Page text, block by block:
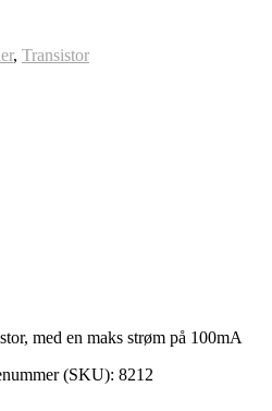
, Transistor
med en maks strøm på 100mA
(SKU): 8212